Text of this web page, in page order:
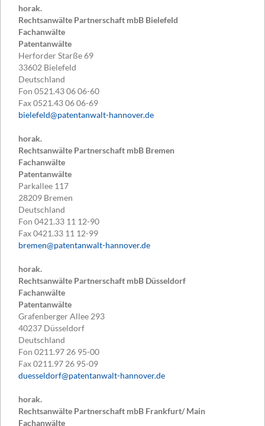
horak.
Rechtsanwälte Partnerschaft mbB Bielefeld
Fachanwälte
Patentanwälte
Herforder Starße 69
33602 Bielefeld
Deutschland
Fon 0521.43 06 06-60
Fax0521.43 06 06-69
bielefeld@patentanwalt-hannover.de
horak.
Rechtsanwälte Partnerschaft mbB Bremen
Fachanwälte
Patentanwälte
Parkallee 117
28209 Bremen
Deutschland
Fon 0421.33 11 12-90
Fax0421.33 11 12-99
bremen@patentanwalt-hannover.de
horak.
Rechtsanwälte Partnerschaft mbB Düsseldorf
Fachanwälte
Patentanwälte
Grafenberger Allee 293
40237 Düsseldorf
Deutschland
Fon 0211.97 26 95-00
Fax0211.97 26 95-09
duesseldorf@patentanwalt-hannover.de
horak.
Rechtsanwälte Partnerschaft mbB Frankfurt/ Main
Fachanwälte